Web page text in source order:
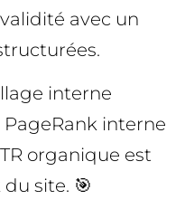
avec un
interne
interne
organique est
site. 🎯